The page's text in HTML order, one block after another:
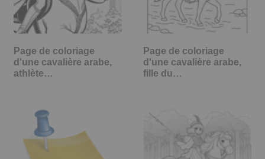
Page de coloriage
d'une cavalière arabe,
athlète…
Page de coloriage
d'une cavalière arabe,
fille du…